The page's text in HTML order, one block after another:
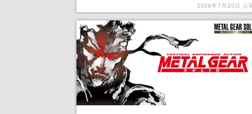
2026年7月25日 公